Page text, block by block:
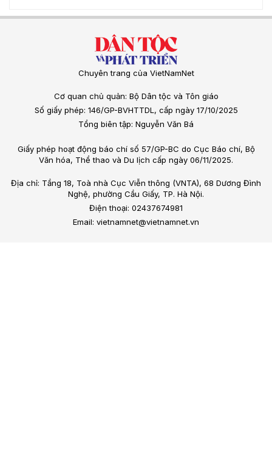
Chuyên trang của VietNamNet
Cơ quan chủ quản: Bộ Dân tộc và Tôn giáo
Số giấy phép: 146/GP-BVHTTDL, cấp ngày 17/10/2025
Tổng biên tập: Nguyễn Văn Bá
Giấy phép hoạt động báo chí số 57/GP-BC do Cục Báo chí, Bộ
Văn hóa, Thể thao và Du lịch cấp ngày 06/11/2025.
Địa chỉ: Tầng 18, Toà nhà Cục Viễn thông (VNTA), 68 Dương Đình
Nghệ, phường Cầu Giấy, TP. Hà Nội.
Điện thoại: 02437674981
Email: vietnamnet@vietnamnet.vn